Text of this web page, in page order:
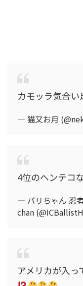
カモッラ気合
— 猫又お月
4位のヘンテコ
— バリちゃん 忍
chan
アメリカが入